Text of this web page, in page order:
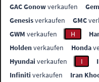
GAC Gonowverkaufen
Genesisverkaufen GMC
GWM verkaufen H
Holdenverkaufen Honda
Hyundai verkaufen I
Infiniti verkaufen Iran